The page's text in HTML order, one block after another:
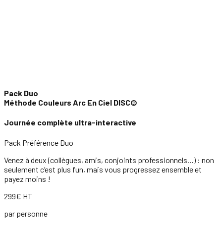
Pack Duo
Méthode Couleurs Arc En Ciel DISC©
Journée complète ultra-interactive
Pack Préférence Duo
Venez à deux (collègues, amis, conjoints professionnels…) : non
seulement c’est plus fun, mais vous progressez ensemble et
payez moins !
299€ HT
par personne